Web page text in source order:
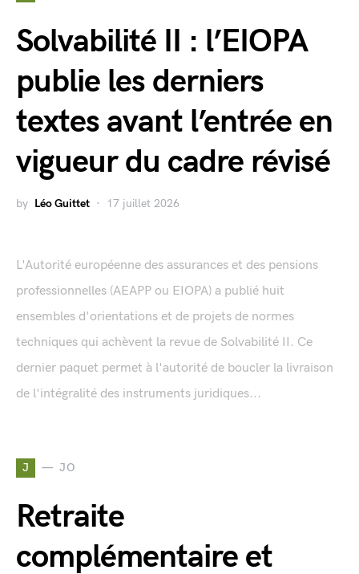
Solvabilité II : l’EIOPA
publie les derniers
textes avant l’entrée en
vigueur du cadre révisé
by Léo Guittet 17 juillet 2026
L'Autorité européenne des assurances et des pensions
professionnelles (AEAPP ou EIOPA) a publié huit
ensembles d'orientations et de projets de normes
techniques qui achèvent la revue de Solvabilité II. Ce
dernier paquet permet à l'autorité de boucler la livraison
de l'intégralité des instruments juridiques...
J JO
Retraite
complémentaire et